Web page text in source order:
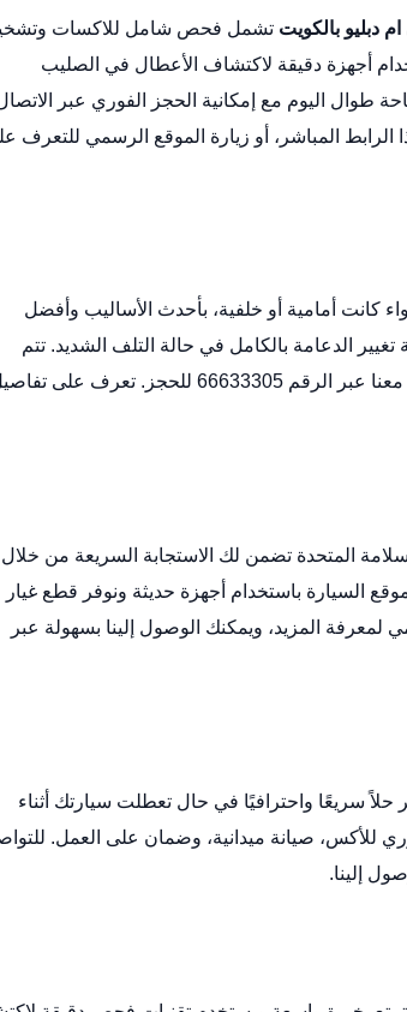
دبليو بالكويت تشمل فحص شامل للاكسات
أجهزة دقيقة لاكتشاف الأعطال في الصليب
طوال اليوم مع إمكانية الحجز الفوري عبر
الرابط المباشر ، أو زيارة الموقع الرسمي للتعرف
كانت أمامية أو خلفية، بأحدث الأساليب وأفضل
الدعامة بالكامل في حالة التلف الشديد. تتم
الصيانة داخل ورشتنا في الشويخ شارع 21 دوار الأوكسجين ويمكن التواصل معنا عبر الرقم 66633305 للحجز. تعرف
المتحدة تضمن لك الاستجابة السريعة من خلال
السيارة باستخدام أجهزة حديثة ونوفر قطع غيار
لمعرفة المزيد، ويمكنك الوصول إلينا بسهولة عبر
سريعًا واحترافيًا في حال تعطلت سيارتك أثناء
للأكس، صيانة ميدانية، وضمان على العمل.
إلينا.